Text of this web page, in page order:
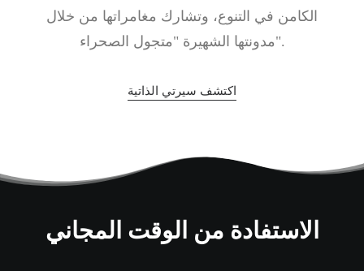
الكامن في التنوع، وتشارك مغامراتها من خلال
مدونتها الشهيرة "متجول الصحراء".
اكتشف سيرتي الذاتية
الاستفادة من الوقت المجاني